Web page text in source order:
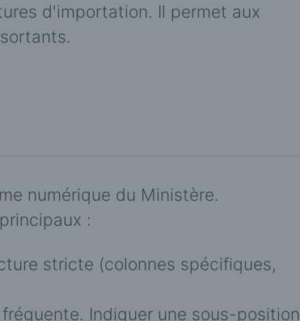
d'importation. Il permet aux
numérique du Ministère.
:
stricte (colonnes spécifiques,
Indiquer une sous-position